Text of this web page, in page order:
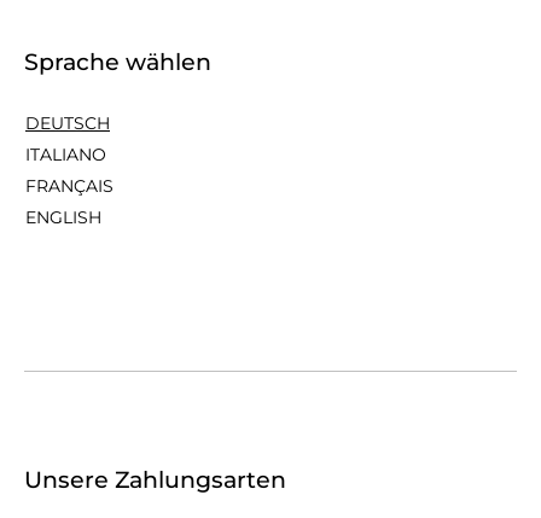
Sprache wählen
DEUTSCH
ITALIANO
FRANÇAIS
ENGLISH
Unsere Zahlungsarten